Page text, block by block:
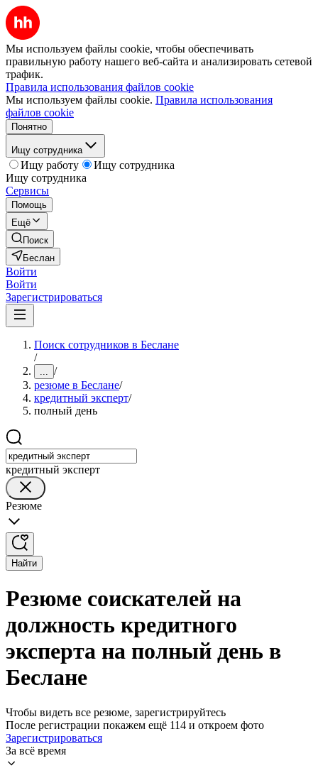
Мы используем файлы cookie, чтобы обеспечивать
правильную работу нашего веб-сайта и анализировать сетевой
трафик.
Правила использования файлов cookie
Мы используем файлы cookie. Правила использования
файлов cookie
Понятно
Ищу сотрудника
Ищу работу
Ищу сотрудника
Ищу сотрудника
Сервисы
Помощь
Ещё
Поиск
Беслан
Войти
Войти
Зарегистрироваться
Поиск сотрудников в Беслане
/
... /
резюме в Беслане/
кредитный эксперт/
полный день
кредитный эксперт
Резюме
Найти
Резюме соискателей на
должность кредитного
эксперта на полный день в
Беслане
Чтобы видеть все резюме, зарегистрируйтесь
После регистрации покажем ещё 114 и откроем фото
Зарегистрироваться
За всё время